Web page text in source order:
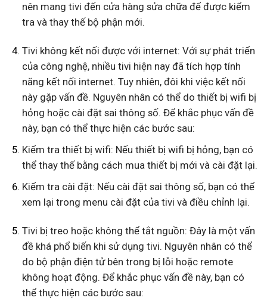
nên mang tivi đến cửa hàng sửa chữa để được kiểm
tra và thay thế bộ phận mới.
Tivi không kết nối được với internet: Với sự phát triển
của công nghệ, nhiều tivi hiện nay đã tích hợp tính
năng kết nối internet. Tuy nhiên, đôi khi việc kết nối
này gặp vấn đề. Nguyên nhân có thể do thiết bị wifi bị
hỏng hoặc cài đặt sai thông số. Để khắc phục vấn đề
này, bạn có thể thực hiện các bước sau:
Kiểm tra thiết bị wifi: Nếu thiết bị wifi bị hỏng, bạn có
thể thay thế bằng cách mua thiết bị mới và cài đặt lại.
Kiểm tra cài đặt: Nếu cài đặt sai thông số, bạn có thể
xem lại trong menu cài đặt của tivi và điều chỉnh lại.
Tivi bị treo hoặc không thể tắt nguồn: Đây là một vấn
đề khá phổ biến khi sử dụng tivi. Nguyên nhân có thể
do bộ phận điện tử bên trong bị lỗi hoặc remote
không hoạt động. Để khắc phục vấn đề này, bạn có
thể thực hiện các bước sau: